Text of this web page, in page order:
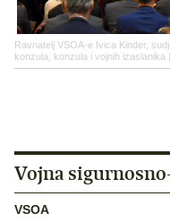
Ravnatelj VSOA-e Ivica Kinder,
konzula, konzula i vojnih izaslanika
Vojna
VSOA